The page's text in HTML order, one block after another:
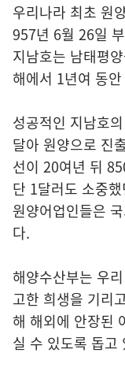
우리나라 최초 원
957년 6월 26일
지남호는 남태평
해에서 1년여 동
성공적인 지남호
달아 원양으로 진
선이 20여년 뒤
단 1달러도 소중
원양어업인들은
다.
해양수산부는 우
고한 희생을 기리
해 해외에 안장된
실 수 있도록 돕고